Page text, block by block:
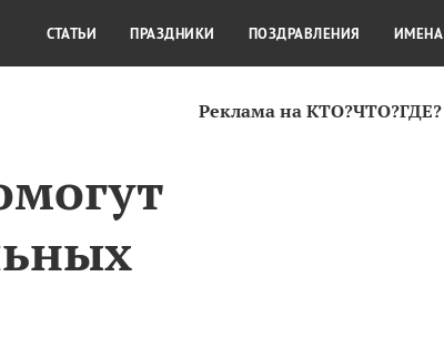
Реклама на КТО?ЧТО?ГДЕ?
КУЛЬТУРА КРАСОТА
СТАТЬИ ПРАЗДНИКИ ПОЗДРАВЛЕНИЯ ИМЕНА